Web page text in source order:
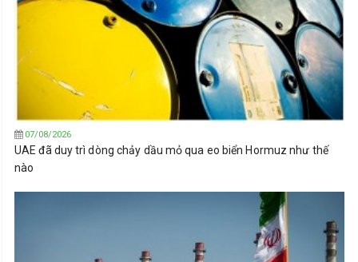
07/08/2026
UAE đã duy trì dòng chảy dầu mỏ qua eo biển Hormuz như thế
nào